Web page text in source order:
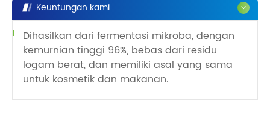
Keuntungan kami
Dihasilkan dari fermentasi mikroba, dengan
kemurnian tinggi 96%, bebas dari residu
logam berat, dan memiliki asal yang sama
untuk kosmetik dan makanan.